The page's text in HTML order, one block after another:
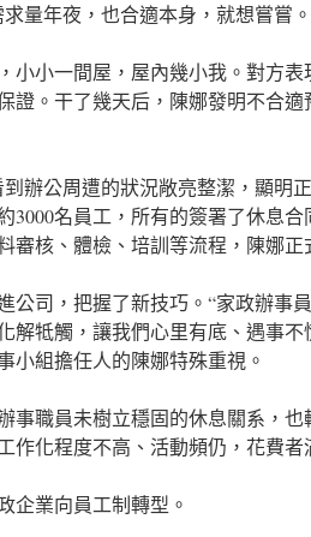
量年夜，也合適本身，就想嘗嘗
小小一間屋，屋內幾小我。對方表
證。干了幾天后，陳娜發明不合適
辦公周遭的狀況敞亮整潔，顯明
3000名員工，所有的簽署了休息合
審核、體檢、培訓等流程，陳娜正
公司，把握了新技巧。“家政辦事
解牴觸，讓我們心里有底、遇事不
小組擔任人的陳娜特殊重視。
事職員未樹立穩固的休息關系，也
作化程度不高、活動頻仍，花費者
企業向員工制轉型。